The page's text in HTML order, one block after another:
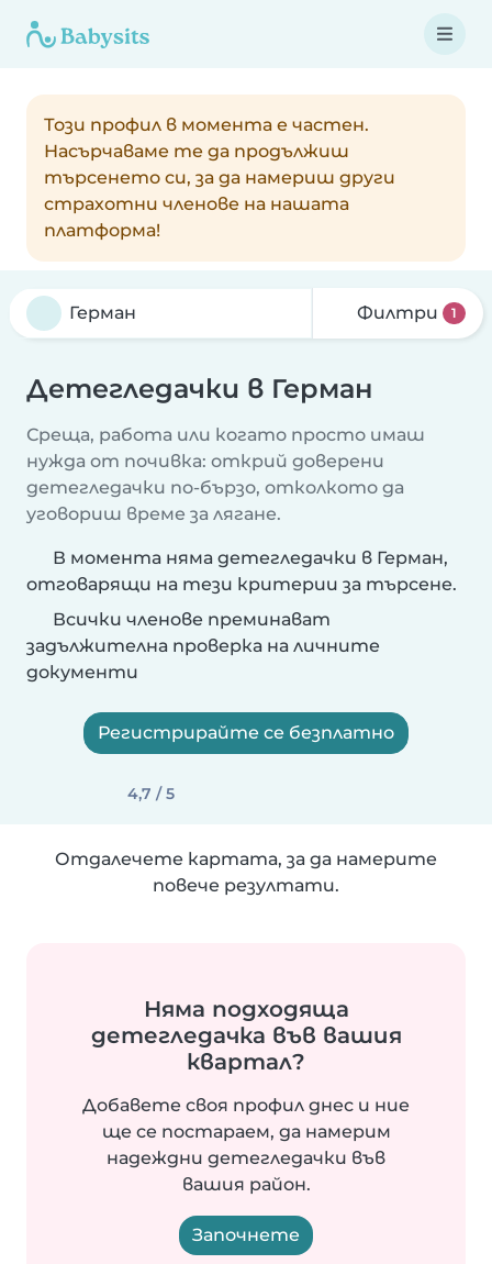
Този профил в момента е частен.
Насърчаваме те да продължиш
търсенето си, за да намериш други
страхотни членове на нашата
платформа!
Филтри 1
Детегледачки в Герман
Среща, работа или когато просто имаш
нужда от почивка: открий доверени
детегледачки по-бързо, отколкото да
уговориш време за лягане.
В момента няма детегледачки в Герман,
отговарящи на тези критерии за търсене.
Всички членове преминават
задължителна проверка на личните
документи
Регистрирайте се безплатно
4,7 / 5
Отдалечете картата, за да намерите
повече резултати.
Няма подходяща
детегледачка във вашия
квартал?
Добавете своя профил днес и ние
ще се постараем, да намерим
надеждни детегледачки във
вашия район.
Започнете